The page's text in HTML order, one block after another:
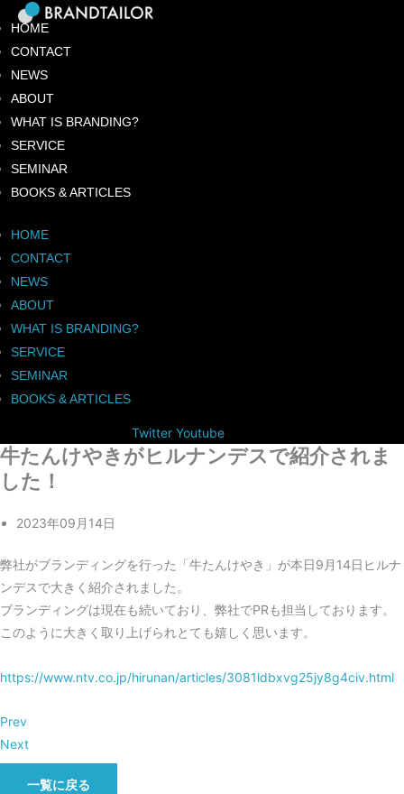
容
を
ス
キ
ッ
プ
HOME
CONTACT
NEWS
ABOUT
WHAT IS BRANDING?
SERVICE
SEMINAR
BOOKS & ARTICLES
HOME
CONTACT
NEWS
ABOUT
WHAT IS BRANDING?
SERVICE
SEMINAR
BOOKS & ARTICLES
Twitter Youtube
牛たんけやきがヒルナンデスで紹介されま
した！
2023年09月14日
弊社がブランディングを行った「牛たんけやき」が本日9月14日ヒルナ
ンデスで大きく紹介されました。
ブランディングは現在も続いており、弊社でPRも担当しております。
このように大きく取り上げられとても嬉しく思います。
https://www.ntv.co.jp/hirunan/articles/3081ldbxvg25jy8g4civ.html
Prev
Next
一覧に戻る